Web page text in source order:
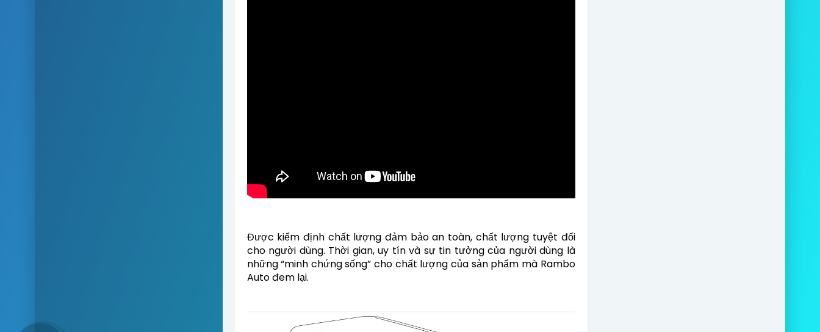
Được kiểm định chất lượng đảm bảo an toàn, chất lượng tuyệt đối
cho người dùng. Thời gian, uy tín và sự tin tưởng của người dùng là
những “minh chứng sống” cho chất lượng của sản phẩm mà Rambo
Auto đem lại.